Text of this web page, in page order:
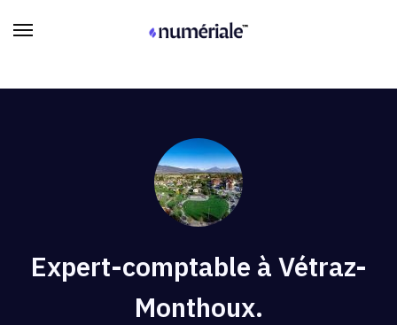
Expert-comptable à Vétraz-
Monthoux.